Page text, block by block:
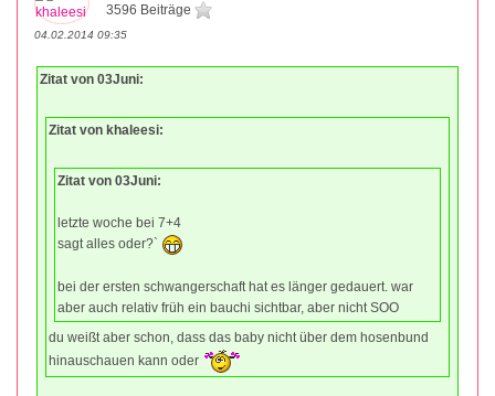
3596 Beiträge
04.02.2014 09:35
Zitat von 03Juni:
Zitat von khaleesi:
Zitat von 03Juni:
letzte woche bei 7+4
sagt alles oder?`
bei der ersten schwangerschaft hat es länger gedauert. war
aber auch relativ früh ein bauchi sichtbar, aber nicht SOO
du weißt aber schon, dass das baby nicht über dem hosenbund
hinauschauen kann oder